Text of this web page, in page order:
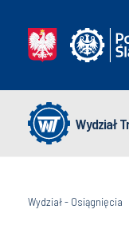
Wydział
Wydział- Osiągnięcia